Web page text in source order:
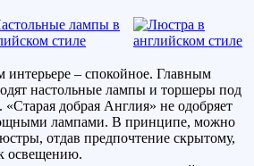
– спокойное. Главным
настольные лампы и торшеры под
добрая Англия» не одобряет
лампами. В принципе, можно
отдав предпочтение скрытому,
освещению.